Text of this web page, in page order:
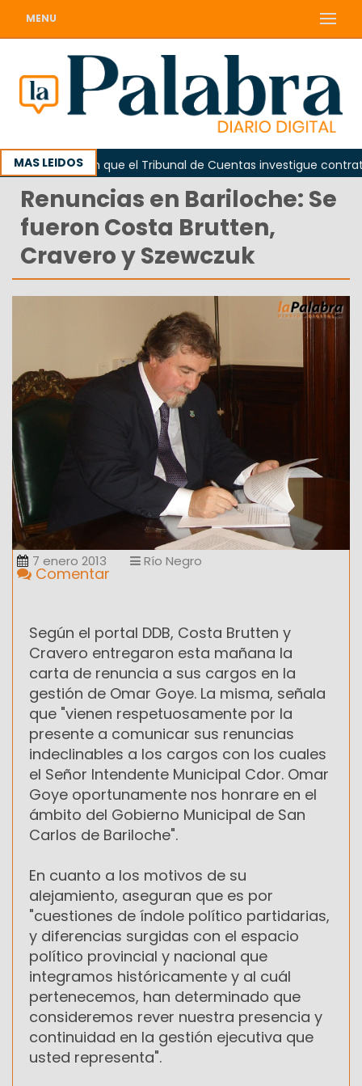
MENU
MAS LEIDOS
Piden que el Tribunal de Cuentas investigue
Renuncias en Bariloche: Se
fueron Costa Brutten,
Cravero y Szewczuk
7 enero 2013 Río Negro
Comentar
Según el portal DDB, Costa Brutten y
Cravero entregaron esta mañana la
carta de renuncia a sus cargos en la
gestión de Omar Goye. La misma, señala
que "vienen respetuosamente por la
presente a comunicar sus renuncias
indeclinables a los cargos con los cuales
el Señor Intendente Municipal Cdor. Omar
Goye oportunamente nos honrare en el
ámbito del Gobierno Municipal de San
Carlos de Bariloche".
En cuanto a los motivos de su
alejamiento, aseguran que es por
"cuestiones de índole político partidarias,
y diferencias surgidas con el espacio
político provincial y nacional que
integramos históricamente y al cuál
pertenecemos, han determinado que
consideremos rever nuestra presencia y
continuidad en la gestión ejecutiva que
usted representa".